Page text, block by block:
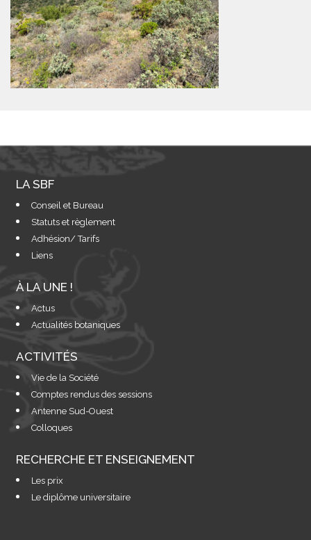
LA SBF
Conseil et Bureau
Statuts et règlement
Adhésion/ Tarifs
Liens
À LA UNE !
Actus
Actualités botaniques
ACTIVITÉS
Vie de la Société
Comptes rendus des sessions
Antenne Sud-Ouest
Colloques
RECHERCHE ET ENSEIGNEMENT
Les prix
Le diplôme universitaire